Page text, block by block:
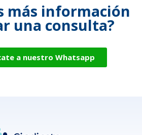
más información
una consulta?
a nuestro Whatsapp